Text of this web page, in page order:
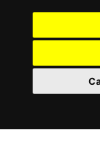
Arthur Bloch